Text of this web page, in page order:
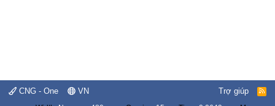
CNG - One VN Trợ giúp
R